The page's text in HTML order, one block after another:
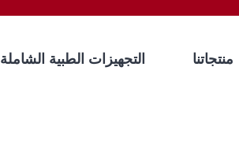
التجهيزات الطبية الشاملة منتجاتنا